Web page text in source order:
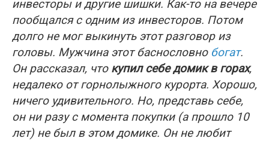
инвесторы и другие шишки. Как-то на вечере
пообщался с одним из инвесторов. Потом
долго не мог выкинуть этот разговор из
головы. Мужчина этот баснословно богат.
Он рассказал, что купил себе домик в горах,
недалеко от горнолыжного курорта. Хорошо,
ничего удивительного. Но, представь себе,
он ни разу с момента покупки (а прошло 10
лет) не был в этом домике. Он не любит